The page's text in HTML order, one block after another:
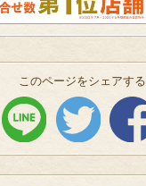
このページをシェアする